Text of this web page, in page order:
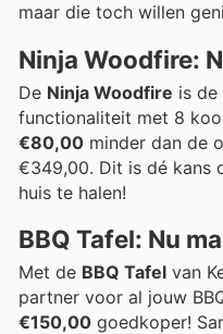
maar die toch willen
Ninja Woodfire:
De Ninja Woodfire is
functionaliteit met 8
€80,00 minder dan de
€349,00. Dit is dé kans
huis te halen!
BBQ Tafel: Nu
Met de BBQ Tafel van
partner voor al jouw
€150,00 goedkoper!